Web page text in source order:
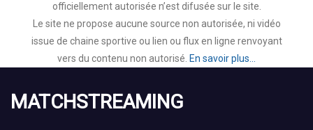
officiellement autorisée n’est difusée sur le site.
Le site ne propose aucune source non autorisée, ni vidéo
issue de chaine sportive ou lien ou flux en ligne renvoyant
vers du contenu non autorisé. En savoir plus...
MATCHSTREAMING